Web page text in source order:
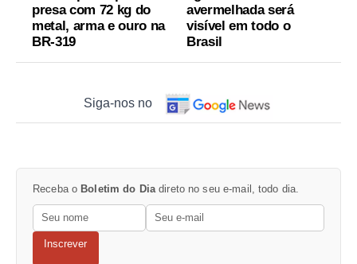
presa com 72 kg do
metal, arma e ouro na
BR-319
avermelhada será
visível em todo o
Brasil
Siga-nos no
Receba o Boletim do Diadireto no seu e-mail, todo dia.
Inscrever